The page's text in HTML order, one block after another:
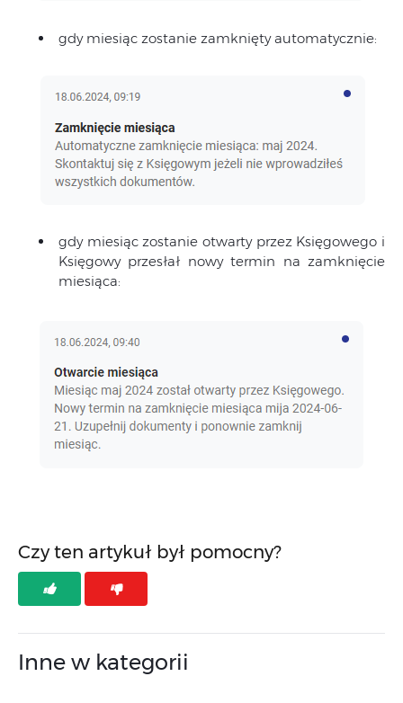
gdy miesiąc zostanie zamknięty automatycznie:
gdy miesiąc zostanie otwarty przez Księgowego i
Księgowy przesłał nowy termin na zamknięcie
miesiąca:
Czy ten artykuł był pomocny?
Inne w kategorii